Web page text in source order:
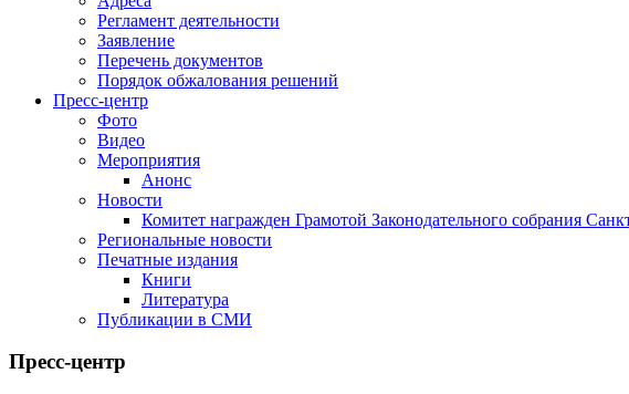
Регламент деятельности
Заявление
Перечень документов
Порядок обжалования решений
Пресс-центр
Фото
Видео
Мероприятия
Анонс
Новости
Комитет награжден Грамотой Законодательного собрания
Региональные новости
Печатные издания
Книги
Литература
Публикации в СМИ
Пресс-центр